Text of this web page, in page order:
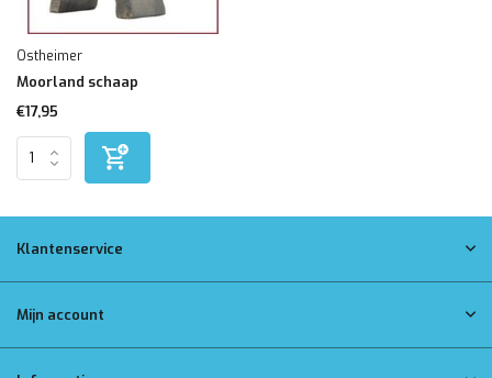
Ostheimer
Moorland schaap
€17,95
Klantenservice
Mijn account